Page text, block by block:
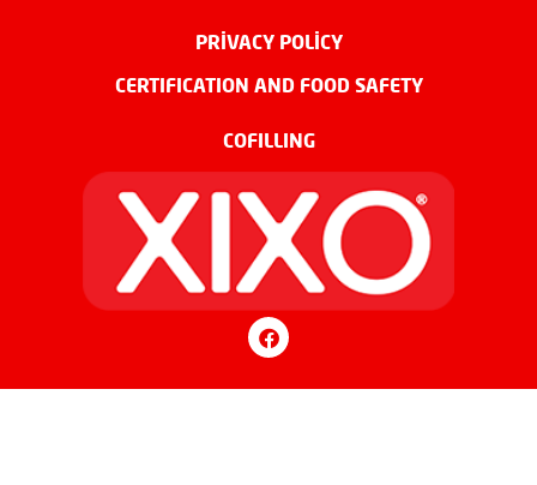
PRIVACY POLICY
CERTIFICATION AND FOOD SAFETY
COFILLING